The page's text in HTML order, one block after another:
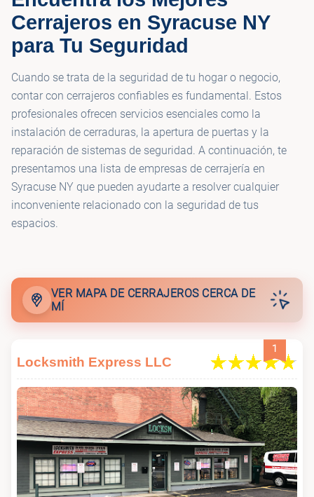
🔑 KeyMe Locksmiths
🔑 KeyMe Locksmiths
Cerrajeros en Syracuse NY
para Tu Seguridad
Cuando se trata de la seguridad de tu hogar o negocio,
contar con cerrajeros confiables es fundamental. Estos
profesionales ofrecen servicios esenciales como la
instalación de cerraduras, la apertura de puertas y la
reparación de sistemas de seguridad. A continuación, te
presentamos una lista de empresas de cerrajería en
Syracuse NY que pueden ayudarte a resolver cualquier
inconveniente relacionado con la seguridad de tus
espacios.
VER MAPA DE CERRAJEROS CERCA DE
MÍ
1
Locksmith Express LLC